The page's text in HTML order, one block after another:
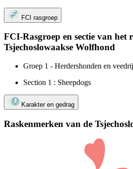
FCI rasgroep
FCI-Rasgroep en sectie van het
Tsjechoslowaakse Wolfhond
Groep 1 - Herdershonden en
Section 1 : Sheepdogs
Karakter en gedrag
Raskenmerken van de